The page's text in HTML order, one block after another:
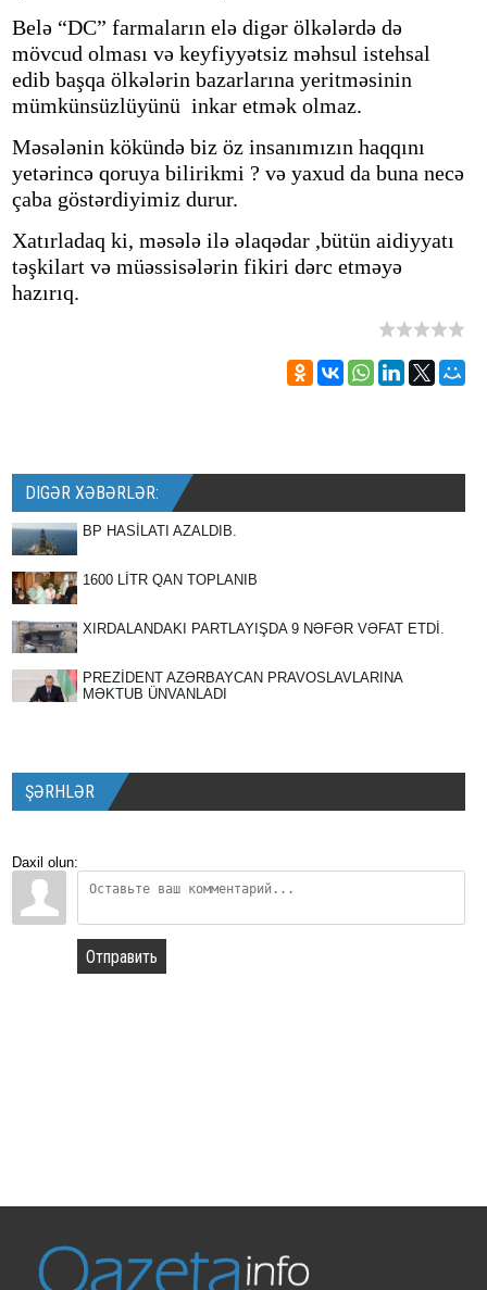
Belə “DC” farmaların elə digər ölkələrdə də
mövcud olması və keyfiyyətsiz məhsul istehsal
edib başqa ölkələrin bazarlarına yeritməsinin
mümkünsüzlüyünü inkar etmək olmaz.
Məsələnin kökündə biz öz insanımızın haqqını
yetərincə qoruya bilirikmi ? və yaxud da buna necə
çaba göstərdiyimiz durur.
Xatırladaq ki, məsələ ilə əlaqədar ,bütün aidiyyatı
təşkilart və müəssisələrin fikiri dərc etməyə
hazırıq.
DIGƏR XƏBƏRLƏR:
BP HASİLATI AZALDIB.
1600 LİTR QAN TOPLANIB
XIRDALANDAKI PARTLAYIŞDA 9 NƏFƏR VƏFAT ETDİ.
PREZİDENT AZƏRBAYCAN PRAVOSLAVLARINA
MƏKTUB ÜNVANLADI
ŞƏRHLƏR
Daxil olun:
Отправить